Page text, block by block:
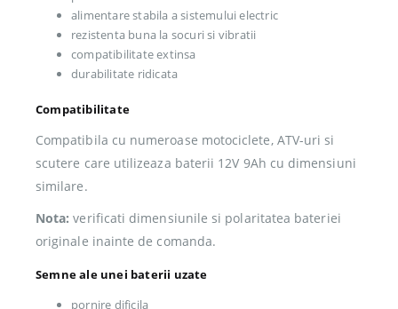
alimentare stabila a sistemului electric
rezistenta buna la socuri si vibratii
compatibilitate extinsa
durabilitate ridicata
Compatibilitate
Compatibila cu numeroase motociclete, ATV-uri si
scutere care utilizeaza baterii 12V 9Ah cu dimensiuni
similare.
Nota: verificati dimensiunile si polaritatea bateriei
originale inainte de comanda.
Semne ale unei baterii uzate
pornire dificila